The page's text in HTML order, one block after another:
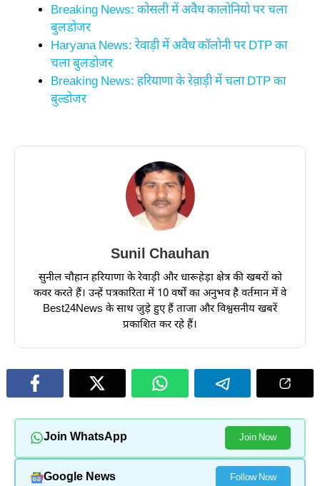
Breaking News: कोसली में अवैध कालोनियो पर चला
बुलडोजर
Haryana News: रेवाड़ी में अवैध कॉलोनी पर DTP का
चला बुलडोजर
Breaking News: हरियाणा के रेव़ाड़ी में चला DTP का
बुल्डोजर
Sunil Chauhan
सुनील चौहान हरियाणा के रेवाड़ी और धारूहेड़ा क्षेत्र की खबरों को
कवर करते हैं। उन्हें पत्रकारिता में 10 वर्षों का अनुभव है वर्तमान में वे
Best24News के साथ जुड़े हुए हैं ताजा और विश्वसनीय खबरें
प्रकाशित कर रहे हैं।
Join WhatsApp Join Now
Google News Follow Now